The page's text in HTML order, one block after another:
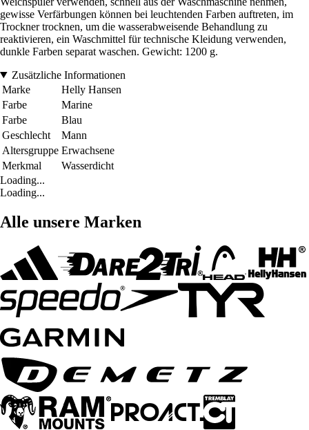
gewisse Verfärbungen können bei leuchtenden Farben auftreten, im
Trockner trocknen, um die wasserabweisende Behandlung zu
reaktivieren, ein Waschmittel für technische Kleidung verwenden,
dunkle Farben separat waschen. Gewicht: 1200 g.
Zusätzliche Informationen
Marke
Helly Hansen
Farbe
Marine
Farbe
Blau
Geschlecht
Mann
Altersgruppe Erwachsene
Merkmal
Wasserdicht
Loading...
Loading...
Alle unsere Marken